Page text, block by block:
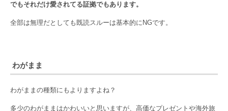
でもそれだけ愛されてる証拠でもあります。
全部は無理だとしても既読スルーは基本的にNGです。
わがまま
わがままの種類にもよりますよね？
多少のわがままはかわいいと思いますが、高価なプレゼントや海外旅